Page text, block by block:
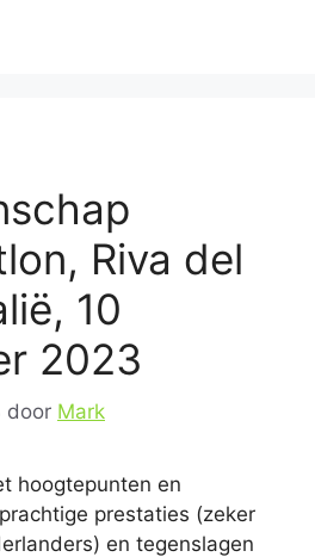
Riva del
10
2023
door Mark
hoogtepunten en
prestaties (zeker
en tegenslagen